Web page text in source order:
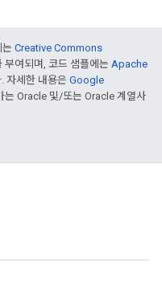
Creative Commons
부여되며, 코드 샘플에는 Apache
자세한 내용은 Google
는 Oracle 및/또는 Oracle 계열사